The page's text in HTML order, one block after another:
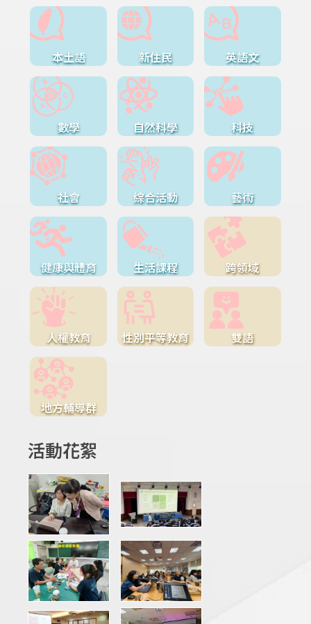
本土語 新住民 英語文
數學 自然科學 科技
社會 綜合活動 藝術
健康與體育 生活課程 跨領域
人權教育 性別平等教育 雙語
地方輔導群
活動花絮